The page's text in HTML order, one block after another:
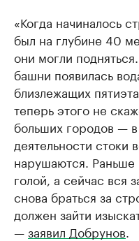
«Когда начиналось
был на глубине 40
они могли
башни появилась
близлежащих
теперь этого не
больших городов — в
деятельности стоки
нарушаются.
голой, а сейчас вся
снова браться за
должен зайти
—заявил Добрунов